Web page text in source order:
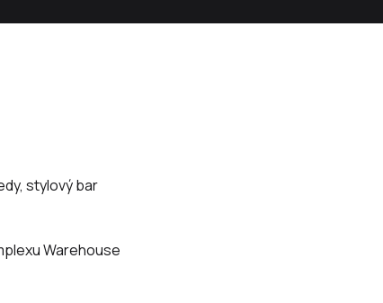
stylový bar
Warehouse